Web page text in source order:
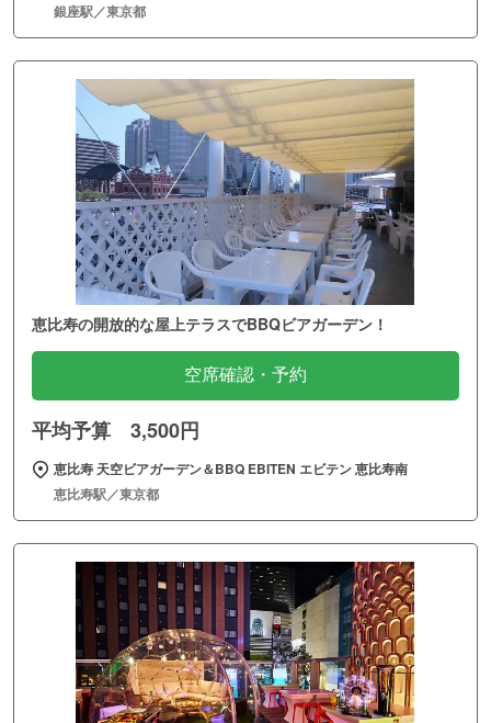
銀座駅／東京都
恵比寿の開放的な屋上テラスでBBQビアガーデン！
空席確認・予約
平均予算 3,500円
恵比寿 天空ビアガーデン＆BBQ EBITEN エビテン 恵比寿南
恵比寿駅／東京都